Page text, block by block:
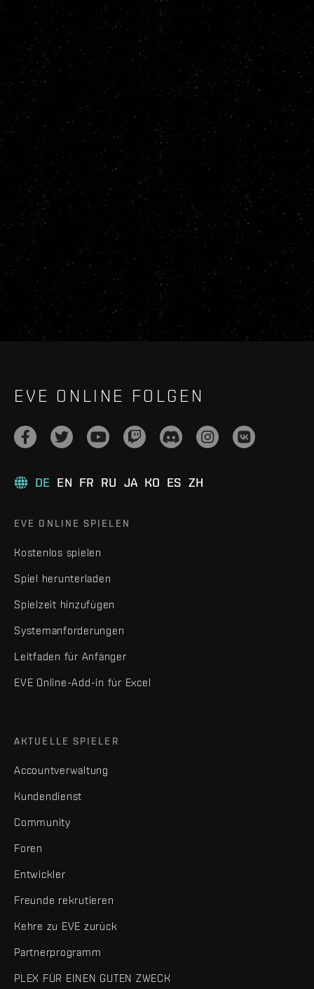
EVE ONLINE FOLGEN
DE EN FR RU JA KO ES ZH
EVE ONLINE SPIELEN
Kostenlos spielen
Spiel herunterladen
Spielzeit hinzufügen
Systemanforderungen
Leitfaden für Anfänger
EVE Online-Add-in für Excel
AKTUELLE SPIELER
Accountverwaltung
Kundendienst
Community
Foren
Entwickler
Freunde rekrutieren
Kehre zu EVE zurück
Partnerprogramm
PLEX FÜR EINEN GUTEN ZWECK